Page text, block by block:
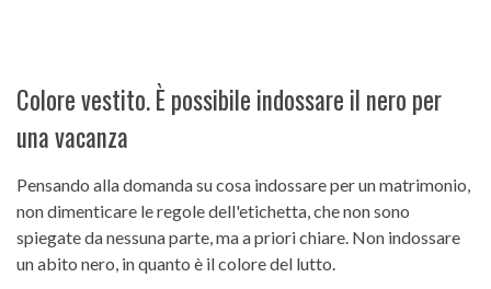
Colore vestito. È possibile indossare il nero per
una vacanza
Pensando alla domanda su cosa indossare per un matrimonio,
non dimenticare le regole dell'etichetta, che non sono
spiegate da nessuna parte, ma a priori chiare. Non indossare
un abito nero, in quanto è il colore del lutto.